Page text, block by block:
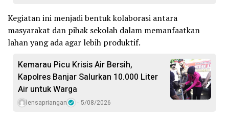
Kegiatan ini menjadi bentuk kolaborasi antara
masyarakat dan pihak sekolah dalam memanfaatkan
lahan yang ada agar lebih produktif.
Kemarau Picu Krisis Air Bersih,
Kapolres Banjar Salurkan 10.000 Liter
Air untuk Warga
lensapriangan 5/08/2026